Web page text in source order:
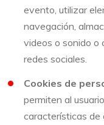
evento, utilizar
navegación,
videos o sonido o
redes sociales.
Cookies de
permiten al
características de